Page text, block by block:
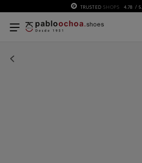
TRUSTEDSHOPS 4.78 / 5.0